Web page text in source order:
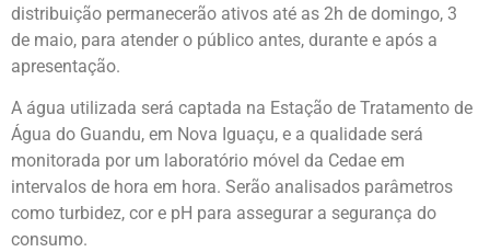
distribuição permanecerão ativos até as 2h de domingo, 3
de maio, para atender o público antes, durante e após a
apresentação.
A água utilizada será captada na Estação de Tratamento de
Água do Guandu, em Nova Iguaçu, e a qualidade será
monitorada por um laboratório móvel da Cedae em
intervalos de hora em hora. Serão analisados parâmetros
como turbidez, cor e pH para assegurar a segurança do
consumo.